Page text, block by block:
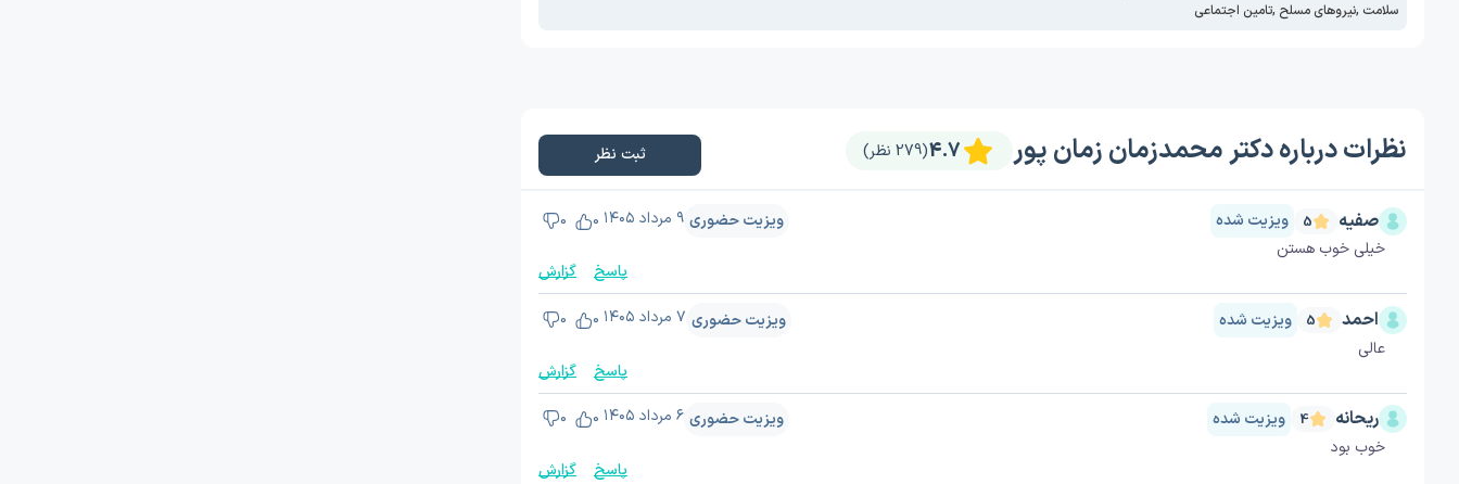
سلامت ,نیروهای مسلح ,تامین اجتماعی
نظرات درباره دکتر محمدزمان زمان پور (279 نظر)4.7 ثبت نظر
صفیه 5 ویزیت شده ویزیت حضوری ۹ مرداد ۱۴۰۵ 0
0
خیلی خوب هستن
پاسخ
گزارش
احمد 5 ویزیت شده ویزیت حضوری ۷ مرداد ۱۴۰۵ 0
0
عالی
پاسخ
گزارش
ریحانه 4 ویزیت شده ویزیت حضوری ۶ مرداد ۱۴۰۵ 0
0
خوب بود
پاسخ
گزارش